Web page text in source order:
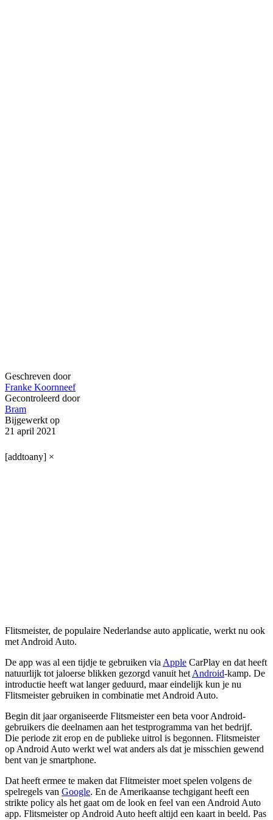
Geschreven door
Franke Koornneef
Gecontroleerd door
Bram
Bijgewerkt op
21 april 2021
[addtoany] ×
Flitsmeister, de populaire Nederlandse auto applicatie, werkt nu ook
met Android Auto.
De app was al een tijdje te gebruiken via Apple CarPlay en dat heeft
natuurlijk tot jaloerse blikken gezorgd vanuit het Android-kamp. De
introductie heeft wat langer geduurd, maar eindelijk kun je nu
Flitsmeister gebruiken in combinatie met Android Auto.
Begin dit jaar organiseerde Flitsmeister een beta voor Android-
gebruikers die deelnamen aan het testprogramma van het bedrijf.
Die periode zit erop en de publieke uitrol is begonnen. Flitsmeister
op Android Auto werkt wel wat anders als dat je misschien gewend
bent van je smartphone.
Dat heeft ermee te maken dat Flitmeister moet spelen volgens de
spelregels van Google. En de Amerikaanse techgigant heeft een
strikte policy als het gaat om de look en feel van een Android Auto
app. Flitsmeister op Android Auto heeft altijd een kaart in beeld. Pas